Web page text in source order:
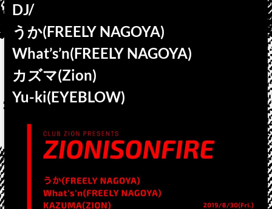
DJ/
うか(FREELY NAGOYA)
What’s’n(FREELY NAGOYA)
カズマ(Zion)
Yu-ki(EYEBLOW)